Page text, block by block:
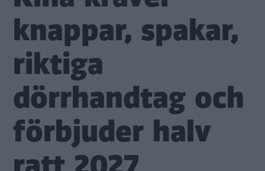
knappar, spakar,
riktiga
dörrhandtag och
förbjuder halv